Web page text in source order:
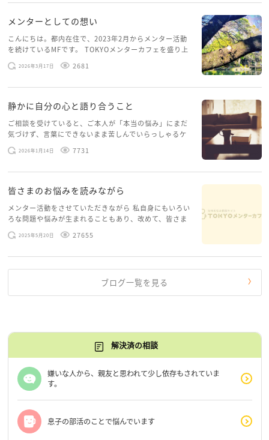
メンターとしての想い
こんにちは。都内在住で、2023年2月からメンター活動
を続けているMFです。 TOKYOメンターカフェを盛り上
げたいという想いから、勇気を出して初めてブログを投
稿してみようと思います。少し自分のことを書いてみま
2026年3月17日 2681
静かに自分の心と語り合うこと
ご相談を受けていると、ご本人が「本当の悩み」にまだ
気づけず、言葉にできないまま苦しんでいらっしゃるケ
ースがありますお悩みというのは、心の深いところ（深
層心理）に触れることで、まったく違う角度から解決の
2026年1月14日 7731
皆さまのお悩みを読みながら
メンター活動をさせていただきながら 私自身にもいろい
ろな問題や悩みが生まれることもあり、改めて、皆さま
のお悩みを読みながら 「みんな、もがいてる。わたし
だけじゃないんだな」と、逆に励まされるような日々で
2025年5月20日 27655
ブログ一覧を見る
解決済の相談
嫌いな人から、親友と思われて少し依存もされていま
す。
息子の部活のことで悩んでいます